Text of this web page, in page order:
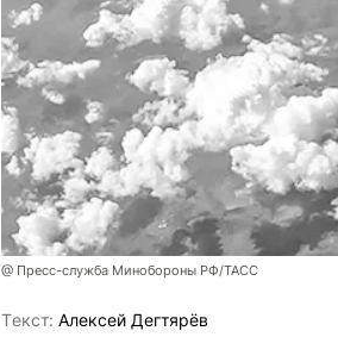
@ Пресс-служба Минобороны РФ/ТАСС
Tекст: Алексей Дегтярёв